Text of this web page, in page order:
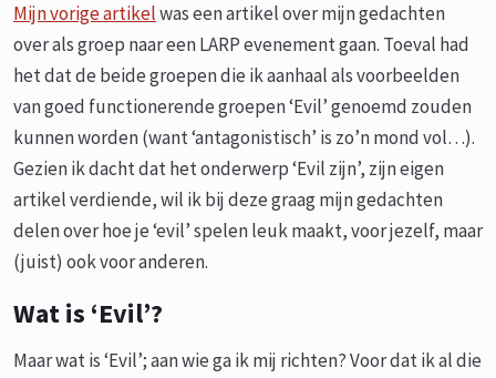
Mijn vorige artikelwas een artikel over mijn gedachten
over als groep naar een LARP evenement gaan. Toeval had
het dat de beide groepen die ik aanhaal als voorbeelden
van goed functionerende groepen ‘Evil’ genoemd zouden
kunnen worden (want ‘antagonistisch’ is zo’n mond vol…).
Gezien ik dacht dat het onderwerp ‘Evil zijn’, zijn eigen
artikel verdiende, wil ik bij deze graag mijn gedachten
delen over hoe je ‘evil’ spelen leuk maakt, voor jezelf, maar
(juist) ook voor anderen.
Wat is ‘Evil’?
Maar wat is ‘Evil’; aan wie ga ik mij richten? Voor dat ik al die